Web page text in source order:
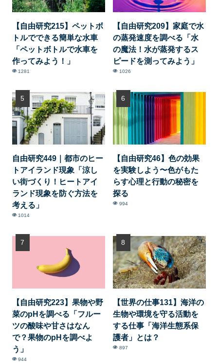
【自由研究215】ペットボ
トルでできる簡単な水車
「ペットボトルで水車を
作ってみよう！」
1281
【自由研究209】家庭で水
の蒸発速度を調べる「水
の魔法！水が蒸発するス
ピードを測ってみよう」
1026
自由研究449｜都市のヒー
トアイランド現象「涼し
い街づくり！ヒートアイ
ランド現象を防ぐ方法を
考える」
1014
【自由研究46】色の効果
を実験しよう〜色がもた
らす心理と行動の秘密を
探る
994
【自由研究223】果物や野
菜のpHを調べる「フルー
ツの酸味や甘さはなん
で？果物のpHを調べよ
う」
944
【世界の仕事131】海洋の
生物や環境を守る活動を
する仕事「海洋生態系保
護者」とは？
897